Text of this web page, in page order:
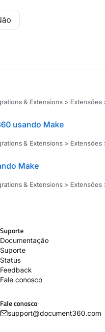
& Extensions > Extensões
usando Make
> Extensões > Make > Use cases for
Make
> Extensões > Make > Use cases for
Suporte
Documentação
Suporte
Status
Feedback
Fale conosco
Fale conosco
support@document360.com